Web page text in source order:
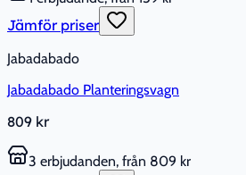
Jämför priser
Jabadabado
Jabadabado Planteringsvagn
809 kr
3 erbjudanden, från 809 kr